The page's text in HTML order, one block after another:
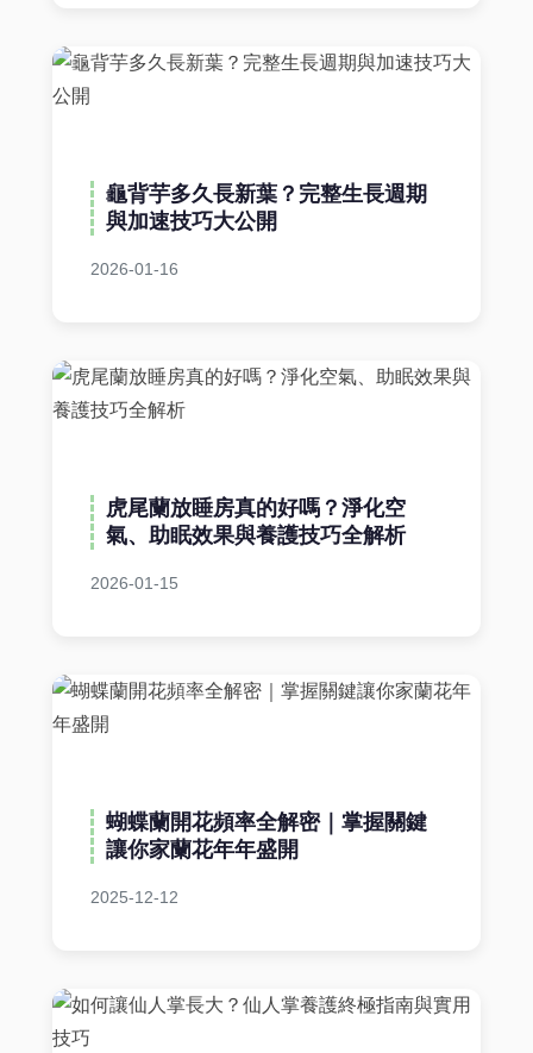
龜背芋多久長新葉？完整生長週期
與加速技巧大公開
2026-01-16
虎尾蘭放睡房真的好嗎？淨化空
氣、助眠效果與養護技巧全解析
2026-01-15
蝴蝶蘭開花頻率全解密｜掌握關鍵
讓你家蘭花年年盛開
2025-12-12